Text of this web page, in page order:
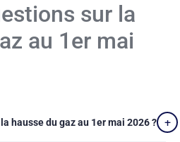
sur la
au 1er mai
hausse du gaz au 1er mai 2026 ?